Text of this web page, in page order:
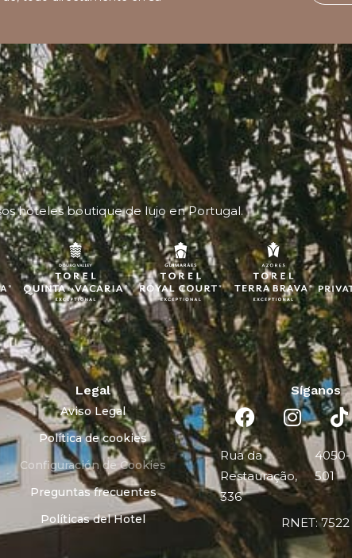
hoteles boutique de lujo en Portugal.
Legal
Aviso Legal
Política de cookies
Configuración de Cookies
Preguntas frecuentes
Políticas del Hotel
Síganos
Rua da
Restauração,
336
4050-
501
RNET: 7522